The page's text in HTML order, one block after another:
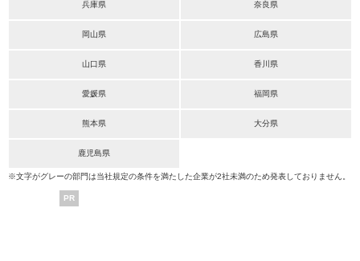
兵庫県 奈良県
岡山県 広島県
山口県 香川県
愛媛県 福岡県
熊本県 大分県
鹿児島県
※文字がグレーの部門は当社規定の条件を満たした企業が2社未満のため発表しておりません。
PR